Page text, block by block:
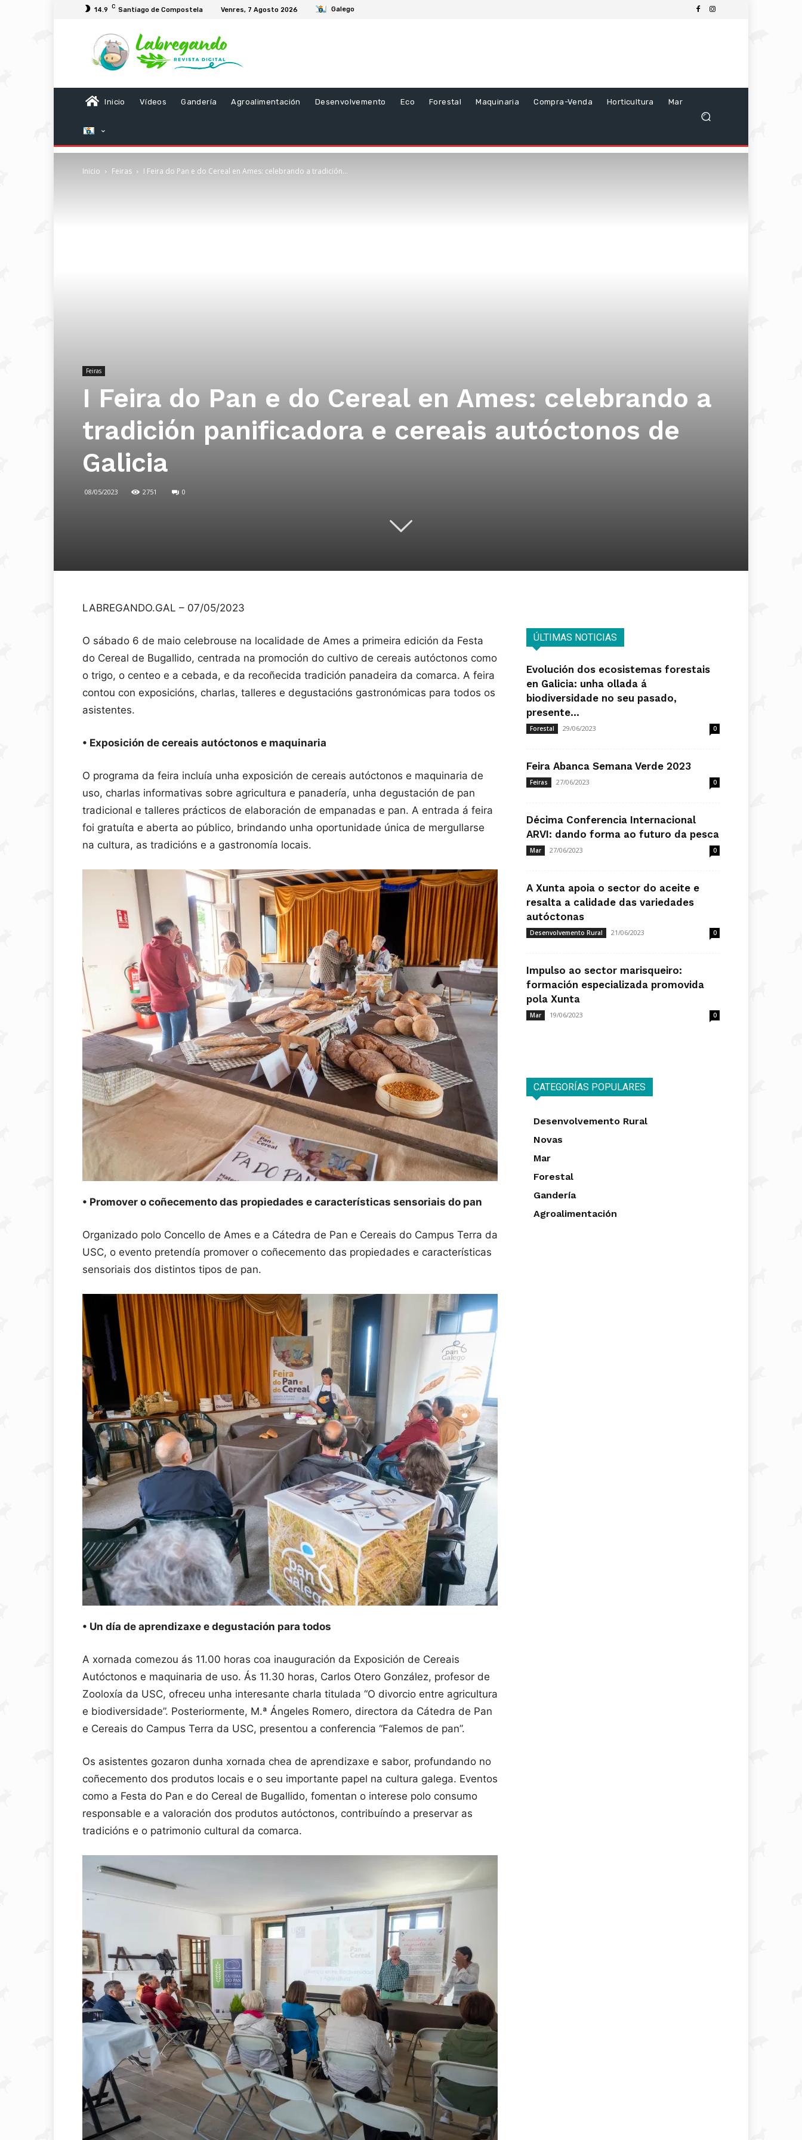
14.9 C Santiago de Compostela Venres, 7 Agosto 2026 Galego
Inicio Vídeos Gandería Agroalimentación Desenvolvemento Eco Forestal Maquinaria Compra-Venda Horticultura Mar
Inicio Feiras I Feira do Pan e do Cereal en Ames: celebrando a tradición...
Feiras
I Feira do Pan e do Cereal en Ames: celebrando a
tradición panificadora e cereais autóctonos de
Galicia
08/05/2023 2751 0
LABREGANDO.GAL – 07/05/2023
O sábado 6 de maio celebrouse na localidade de Ames a primeira edición da Festa
do Cereal de Bugallido, centrada na promoción do cultivo de cereais autóctonos como
o trigo, o centeo e a cebada, e da recoñecida tradición panadeira da comarca. A feira
contou con exposicións, charlas, talleres e degustacións gastronómicas para todos os
asistentes.
• Exposición de cereais autóctonos e maquinaria
O programa da feira incluía unha exposición de cereais autóctonos e maquinaria de
uso, charlas informativas sobre agricultura e panadería, unha degustación de pan
tradicional e talleres prácticos de elaboración de empanadas e pan. A entrada á feira
foi gratuíta e aberta ao público, brindando unha oportunidade única de mergullarse
na cultura, as tradicións e a gastronomía locais.
• Promover o coñecemento das propiedades e características sensoriais do pan
Organizado polo Concello de Ames e a Cátedra de Pan e Cereais do Campus Terra da
USC, o evento pretendía promover o coñecemento das propiedades e características
sensoriais dos distintos tipos de pan.
• Un día de aprendizaxe e degustación para todos
A xornada comezou ás 11.00 horas coa inauguración da Exposición de Cereais
Autóctonos e maquinaria de uso. Ás 11.30 horas, Carlos Otero González, profesor de
Zooloxía da USC, ofreceu unha interesante charla titulada “O divorcio entre agricultura
e biodiversidade”. Posteriormente, M.ª Ángeles Romero, directora da Cátedra de Pan
e Cereais do Campus Terra da USC, presentou a conferencia “Falemos de pan”.
Os asistentes gozaron dunha xornada chea de aprendizaxe e sabor, profundando no
coñecemento dos produtos locais e o seu importante papel na cultura galega. Eventos
como a Festa do Pan e do Cereal de Bugallido, fomentan o interese polo consumo
responsable e a valoración dos produtos autóctonos, contribuíndo a preservar as
tradicións e o patrimonio cultural da comarca.
ÚLTIMAS NOTICIAS
Evolución dos ecosistemas forestais
en Galicia: unha ollada á
biodiversidade no seu pasado,
presente...
Forestal 29/06/2023 0
Feira Abanca Semana Verde 2023
Feiras 27/06/2023 0
Décima Conferencia Internacional
ARVI: dando forma ao futuro da pesca
Mar 27/06/2023 0
A Xunta apoia o sector do aceite e
resalta a calidade das variedades
autóctonas
Desenvolvemento Rural 21/06/2023 0
Impulso ao sector marisqueiro:
formación especializada promovida
pola Xunta
Mar 19/06/2023 0
CATEGORÍAS POPULARES
Desenvolvemento Rural
Novas
Mar
Forestal
Gandería
Agroalimentación